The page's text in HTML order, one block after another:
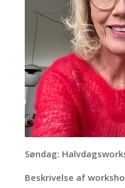
Søndag:
Beskrivelse af